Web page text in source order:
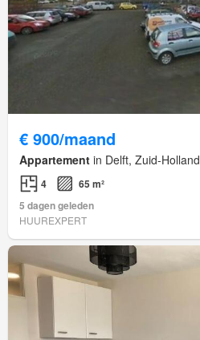
€ 900/maand
Appartement in Delft, Zuid-Holland
4
65 m²
5 dagen geleden
HUUREXPERT